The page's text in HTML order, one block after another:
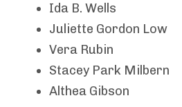
Ida B. Wells
Juliette Gordon Low
Vera Rubin
Stacey Park Milbern
Althea Gibson